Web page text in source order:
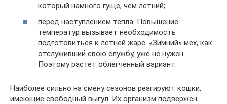
который намного гуще, чем летний;
перед наступлением тепла. Повышение
температур вызывает необходимость
подготовиться к летней жаре. «Зимний» мех, как
отслуживший свою службу, уже не нужен.
Поэтому растет облегченный вариант.
Наиболее сильно на смену сезонов реагируют кошки,
имеющие свободный выгул. Их организм подвержен